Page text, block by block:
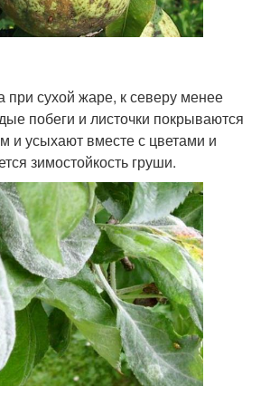
сухой жаре, к северу менее
побеги и листочки покрываются
и усыхают вместе с цветами и
зимостойкость груши.